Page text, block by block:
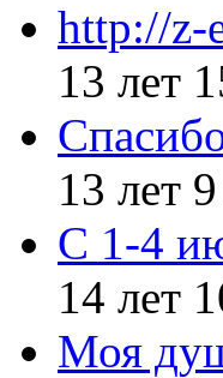
http://z-
13 лет
13 лет
С 1-4
14 лет
Моя